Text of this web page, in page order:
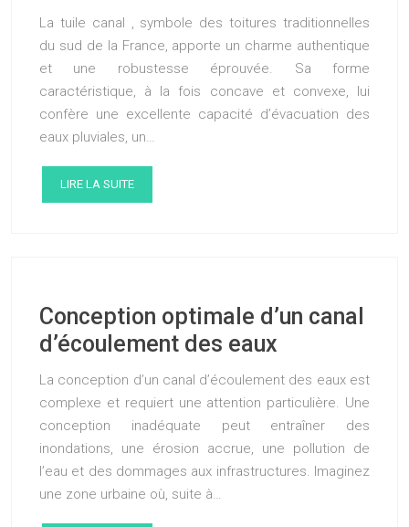
La tuile canal , symbole des toitures traditionnelles
du sud de la France, apporte un charme authentique
et une robustesse éprouvée. Sa forme
caractéristique, à la fois concave et convexe, lui
confère une excellente capacité d’évacuation des
eaux pluviales, un…
LIRE LA SUITE
Conception optimale d’un canal
d’écoulement des eaux
La conception d’un canal d’écoulement des eaux est
complexe et requiert une attention particulière. Une
conception inadéquate peut entraîner des
inondations, une érosion accrue, une pollution de
l’eau et des dommages aux infrastructures. Imaginez
une zone urbaine où, suite à…